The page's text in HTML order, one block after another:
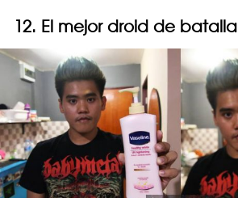
12. El mejor droid de batalla